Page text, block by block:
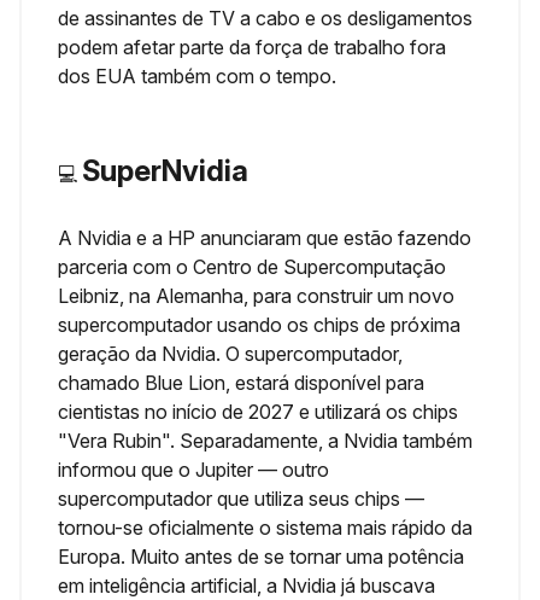
de assinantes de TV a cabo e os desligamentos
podem afetar parte da força de trabalho fora
dos EUA também com o tempo.
💻 SuperNvidia
A Nvidia e a HP anunciaram que estão fazendo
parceria com o Centro de Supercomputação
Leibniz, na Alemanha, para construir um novo
supercomputador usando os chips de próxima
geração da Nvidia. O supercomputador,
chamado Blue Lion, estará disponível para
cientistas no início de 2027 e utilizará os chips
"Vera Rubin". Separadamente, a Nvidia também
informou que o Jupiter — outro
supercomputador que utiliza seus chips —
tornou-se oficialmente o sistema mais rápido da
Europa. Muito antes de se tornar uma potência
em inteligência artificial, a Nvidia já buscava